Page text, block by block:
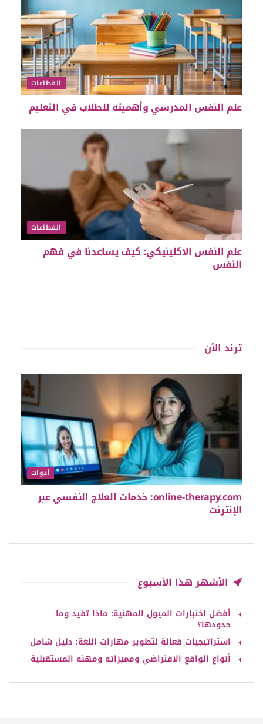
القطاعات
علم النفس المدرسي وأهميته للطلاب في التعليم
القطاعات
علم النفس الاكلينيكي: كيف يساعدنا في فهم
النفس
ترند الٱن
أدوات
online-therapy.com: خدمات العلاج النفسي عبر
الإنترنت
الأشهر هذا الأسبوع
أفضل اختبارات الميول المهنية: ماذا تفيد وما
حدودها؟
استراتيجيات فعالة لتطوير مهارات اللغة: دليل شامل
أنواع الواقع الافتراضي ومميزاته ومهنه المستقبلية